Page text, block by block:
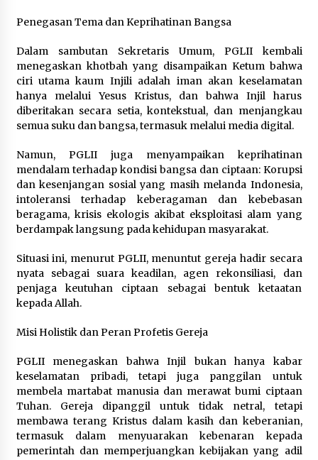
Penegasan Tema dan Keprihatinan Bangsa
Dalam sambutan Sekretaris Umum, PGLII kembali
menegaskan khotbah yang disampaikan Ketum bahwa
ciri utama kaum Injili adalah iman akan keselamatan
hanya melalui Yesus Kristus, dan bahwa Injil harus
diberitakan secara setia, kontekstual, dan menjangkau
semua suku dan bangsa, termasuk melalui media digital.
Namun, PGLII juga menyampaikan keprihatinan
mendalam terhadap kondisi bangsa dan ciptaan: Korupsi
dan kesenjangan sosial yang masih melanda Indonesia,
intoleransi terhadap keberagaman dan kebebasan
beragama, krisis ekologis akibat eksploitasi alam yang
berdampak langsung pada kehidupan masyarakat.
Situasi ini, menurut PGLII, menuntut gereja hadir secara
nyata sebagai suara keadilan, agen rekonsiliasi, dan
penjaga keutuhan ciptaan sebagai bentuk ketaatan
kepada Allah.
Misi Holistik dan Peran Profetis Gereja
PGLII menegaskan bahwa Injil bukan hanya kabar
keselamatan pribadi, tetapi juga panggilan untuk
membela martabat manusia dan merawat bumi ciptaan
Tuhan. Gereja dipanggil untuk tidak netral, tetapi
membawa terang Kristus dalam kasih dan keberanian,
termasuk dalam menyuarakan kebenaran kepada
pemerintah dan memperjuangkan kebijakan yang adil